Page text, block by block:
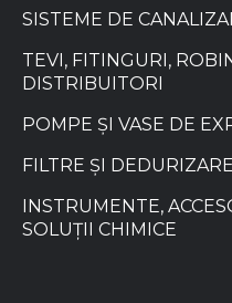
SISTEME DE
TEVI, FITINGURI,
DISTRIBUITORI
POMPE ȘI VASE DE
FILTRE ȘI DEDURIZARE
INSTRUMENTE,
SOLUȚII CHIMICE